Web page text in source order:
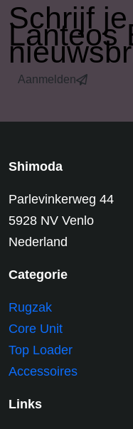
​Schrijf
Lanteos
Aanmelden
Shimoda
Parlevinkerweg 44
5928 NV Venlo
Nederland
Categorie
Rugzak
Core Unit
Top Loader
Accessoires
Links